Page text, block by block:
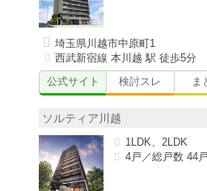
埼玉県川越市中原町1
西武新宿線 本川越 駅 徒歩5分
公式サイト
検討スレ ま
ソルティア川越
1LDK、2LDK
4戸／総戸数 44戸